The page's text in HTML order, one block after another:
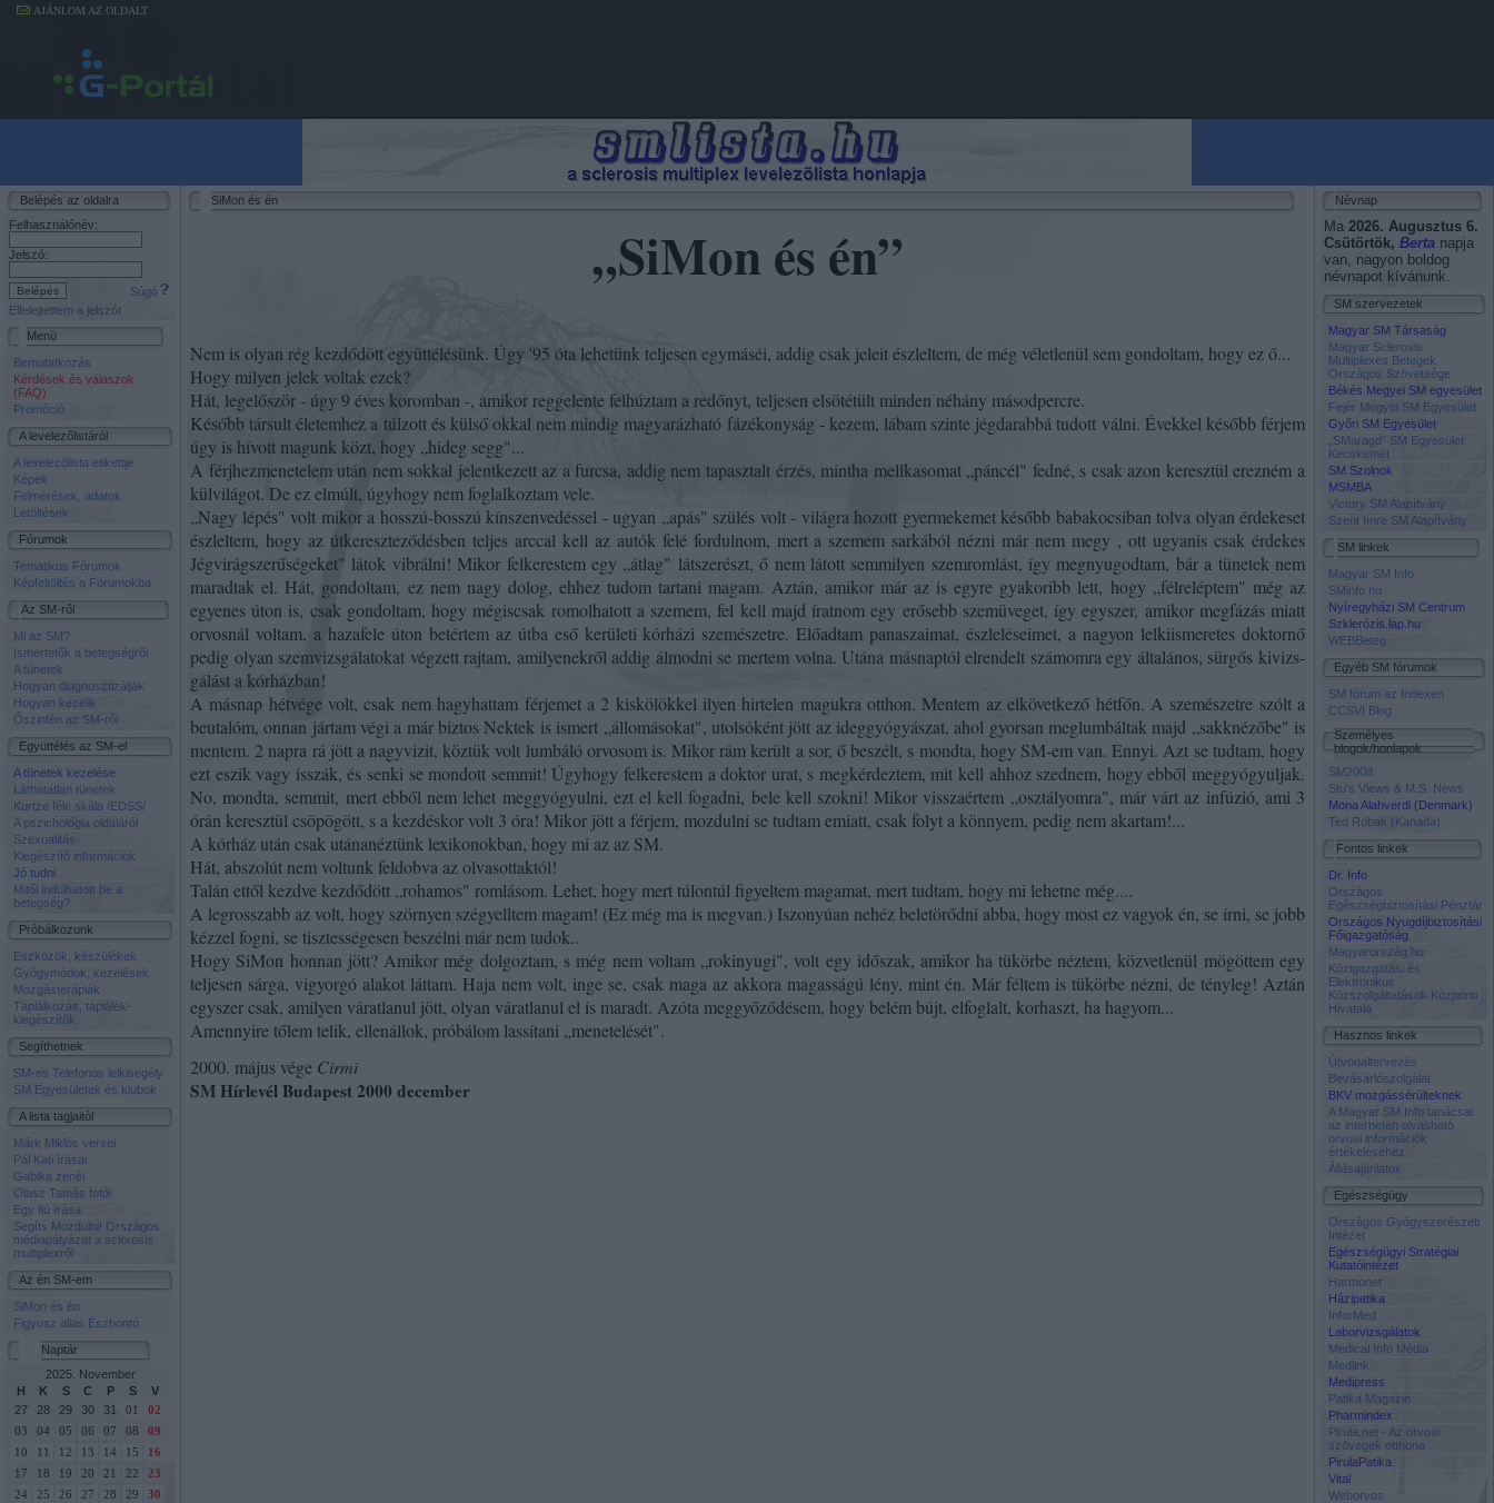
AJÁNLOM AZ OLDALT
Belépés az oldalra
Felhasználónév:
Jelszó:
Súgó
Elfelejtettem a jelszót
Menü
Bemutatkozás
Kérdések és válaszok
(FAQ)
Promóció
A levelezőlistáról
A levelezőlista etikettje
Képek
Felmérések, adatok
Letöltések
Fórumok
Tematikus Fórumok
Képfeltöltés a Fórumokba
Az SM-ről
Mi az SM?
Ismertetők a betegségről
A tünetek
Hogyan diagnosztizálják
Hogyan kezelik
Őszintén az SM-ről
Együttélés az SM-el
A tünetek kezelése
Láthatatlan tünetek
Kurtze féle skála /EDSS/
A pszichológia oldaláról
Szexualitás
Kiegészítő információk
Jó tudni
Mitől indulhatott be a
betegség?
Próbálkozunk
Eszközök, készülékek
Gyógymódok, kezelések
Mozgásterápiák
Táplálkozás, táplálék-
kiegészítők
Segíthetnek
SM-es Telefonos lelkisegély
SM Egyesületek és klubok
A lista tagjaitól
Márk Miklós versei
Pál Kati írásai
Gabika zenéi
Olasz Tamás fotói
Egy fiú írása
Segíts Mozdulni! Országos
médiapályázat a sclerosis
multiplexről
Az én SM-em
SiMon és én
Figyusz alias Észbontó
Naptár
2025. November
H
K S C P S
V
27
28 29 30 31 01
02
03
04 05 06 07 08
09
10
11 12 13 14 15
16
17
18 19 20 21 22
23
24
25 26 27 28 29 30
SiMon és én
„SiMon és én”
Nem is olyan rég kezdődött együttélésünk. Úgy '95 óta lehetünk teljesen egymáséi, addig csak jeleit észleltem, de még véletlenül sem gondoltam, hogy ez ő...
Hogy milyen jelek voltak ezek?
Hát, legelőször - úgy 9 éves koromban -, amikor reggelente felhúztam a redőnyt, teljesen elsötétült minden néhány másodpercre.
Később társult életemhez a túlzott és külső okkal nem mindig magyarázható fázékonyság - kezem, lábam szinte jégdarabbá tudott válni. Évekkel később férjem
úgy is hívott magunk közt, hogy „hideg segg"...
A férjhezmenetelem után nem sokkal jelen­tkezett az a furcsa, addig nem tapasztalt érzés, mintha mellkasomat „páncél" fedné, s csak azon keresztül erezném a
külvilágot. De ez elmúlt, úgyh­ogy nem foglalkoztam vele.
„Nagy lépés" volt mikor a hosszú-bosszú kín­szenvedéssel - ugyan „apás" szülés volt - világra hozott gyermekemet később babakocsiban tolva olyan érdekeset
észleltem, hogy az útkereszteződés­ben teljes arccal kell az autók felé fordulnom, mert a szemem sarkából nézni már nem megy , ott ugyanis csak érdekes
Jégvirágszerűségeket" látok vibrálni! Mikor felkerestem egy „átlag" látszerészt, ő nem látott semmilyen szemromlást, így megnyugodtam, bár a tünetek nem
maradtak el. Hát, gondoltam, ez nem nagy dolog, ehhez tudom tartani magam. Aztán, amikor már az is egyre gyakoribb lett, hogy „félreléptem" még az
egyenes úton is, csak gondo­ltam, hogy mégiscsak romolhatott a szemem, fel kell majd íratnom egy erősebb szemüveget, így egyszer, amikor megfázás miatt
orvosnál voltam, a hazafele úton betértem az útba eső kerületi kórházi szemészetre. Előadtam panaszaimat, észleléseimet, a nagyon lelkiismeretes doktornő
pedig olyan szemvizsgálatokat végzett rajtam, amilyenekről addig álmodni se mertem volna. Utána másnaptól elrendelt számomra egy általános, sürgős kivizs­
gálást a kórházban!
A másnap hétvége volt, csak nem hagyhattam férjemet a 2 kiskölökkel ilyen hirtelen magukraotthon. Mentem az elkövetkező hétfőn. A szemészetre szólt a
beutalóm, onnan jártam végi a már biztos Nektek is ismert „állomásokat", utol­sóként jött az ideggyógyászat, ahol gyorsan meglumbáltak majd „sakknézőbe" is
mentem. 2 napra rá jött a nagyvizit, köztük volt lumbáló orvosom is. Mikor rám került a sor, ő beszélt, s mondta, hogy SM-em van. Ennyi. Azt se tudtam, hogy
ezt eszik vagy isszák, és senki se mondott semmit! Úgyhogy felkerestem a doktor urat, s megkérdeztem, mit kell ahhoz szednem, hogy ebből meggyógyuljak.
No, mondta, semmit, mert ebből nem lehet meggyógyulni, ezt el kell fogadni, bele kell szokni! Mikor visszaértem „osztályomra", már várt az infúzió, ami 3
órán keresztül csöpögött, s a kezdéskor volt 3 óra! Mikor jött a férjem, mozdulni se tudtam emiatt, csak folyt a könnyem, pedig nem akartam!...
A kórház után csak utánanéztünk lexikonokban, hogy mi az az SM.
Hát, abszolút nem voltunk feldobva az olvasot­taktól!
Talán ettől kezdve kezdődött „rohamos" romlá­som. Lehet, hogy mert túlontúl figyeltem magamat, mert tudtam, hogy mi lehetne még....
A legrosszabb az volt, hogy szörnyen szégyell­tem magam! (Ez még ma is megvan.) Iszonyúan nehéz beletörődni abba, hogy most ez vagyok én, se írni, se jobb
kézzel fogni, se tisztességesen beszélni már nem tudok..
Hogy SiMon honnan jött? Amikor még dolgoz­tam, s még nem voltam „rokinyugi", volt egy időszak, amikor ha tükörbe néztem, közvetlenül mögöttem egy
teljesen sárga, vigyorgó alakot láttam. Haja nem volt, inge se, csak maga az akkora maga­sságú lény, mint én. Már féltem is tükörbe nézni, de tényleg! Aztán
egyszer csak, amilyen váratlanul jött, olyan váratlanul el is maradt. Azóta meg­győződésem, hogy belém bújt, elfoglalt, korhaszt, ha hagyom...
Amennyire tőlem telik, ellenállok, próbálom lassí­tani „menetelését".
2000. május vége Cirmi
SM Hírlevél Budapest 2000 december
Névnap
Ma 2026. Augusztus 6.
Csütörtök, Berta napja
van, nagyon boldog
névnapot kívánunk.
SM szervezetek
Magyar SM Társaság
Magyar Sclerosis
Multiplexes Betegek
Országos Szövetsége
Békés Megyei SM egyesület
Fejér Megyei SM Egyesület
Győri SM Egyesület
„SMaragd” SM Egyesület
Kecskemét
SM Szolnok
MSMBA
Victory SM Alapítvány
Szent Imre SM Alapítvány
SM linkek
Magyar SM Info
SMinfo.hu
Nyíregyházi SM Centrum
Szklerózis.lap.hu
WEBBeteg
Egyéb SM fórumok
SM fórum az Indexen
CCSVI Blog
Személyes
blogok/honlapok
SM2008
Stu's Views & M.S. News
Mona Alahverdi (Denmark)
Ted Robak (Kanada)
Fontos linkek
Dr. Info
Országos
Egészségbiztosítási Pénztár
Országos Nyugdíjbiztosítási
Főigazgatóság
Magyarország.hu
Közigazgatási és
Elektronikus
Közszolgáltatások Központi
Hivatala
Hasznos linkek
Útvonaltervezés
Bevásárlószolgálat
BKV mozgássérülteknek
A Magyar SM Info tanácsai
az interneten olvasható
orvosi információk
értékeléséhez
Állásajánlatok
Egészségügy
Országos Gyógyszerészeti
Intézet
Egészségügyi Stratégiai
Kutatóintézet
Harmonet
Házipatika
InforMed
Laborvizsgálatok
Medical Info Média
Medlink
Medipress
Patika Magazin
Pharmindex
Pirula.net - Az orvosi
szövegek otthona
PirulaPatika
Vital
Weborvos